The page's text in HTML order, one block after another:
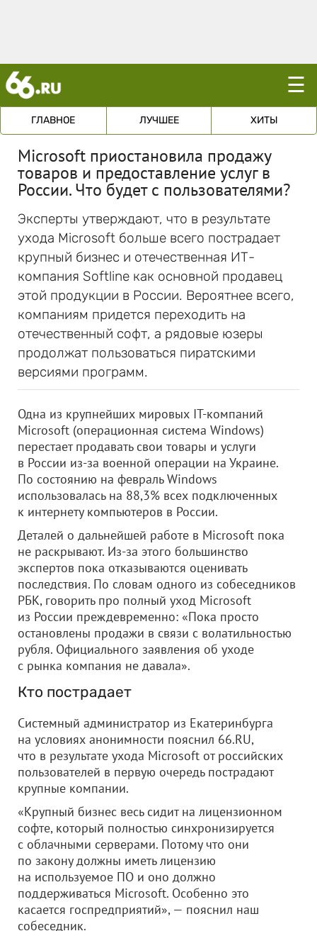
☰
ГЛАВНОЕ ЛУЧШЕЕ ХИТЫ
Microsoft приостановила продажу
товаров и предоставление услуг в
России. Что будет с пользователями?
Эксперты утверждают, что в результате
ухода Microsoft больше всего пострадает
крупный бизнес и отечественная ИТ-
компания Softline как основной продавец
этой продукции в России. Вероятнее всего,
компаниям придется переходить на
отечественный софт, а рядовые юзеры
продолжат пользоваться пиратскими
версиями программ.
Одна из крупнейших мировых IT-компаний
Microsoft (операционная система Windows)
перестает продавать свои товары и услуги
в России из-за военной операции на Украине.
По состоянию на февраль Windows
использовалась на 88,3% всех подключенных
к интернету компьютеров в России.
Деталей о дальнейшей работе в Microsoft пока
не раскрывают. Из-за этого большинство
экспертов пока отказываются оценивать
последствия. По словам одного из собеседников
РБК, говорить про полный уход Microsoft
из России преждевременно: «Пока просто
остановлены продажи в связи с волатильностью
рубля. Официального заявления об уходе
с рынка компания не давала».
Кто пострадает
Системный администратор из Екатеринбурга
на условиях анонимности пояснил 66.RU,
что в результате ухода Microsoft от российских
пользователей в первую очередь пострадают
крупные компании.
«Крупный бизнес весь сидит на лицензионном
софте, который полностью синхронизируется
с облачными серверами. Потому что они
по закону должны иметь лицензию
на используемое ПО и оно должно
поддерживаться Microsoft. Особенно это
касается госпредприятий», — пояснил наш
собеседник.